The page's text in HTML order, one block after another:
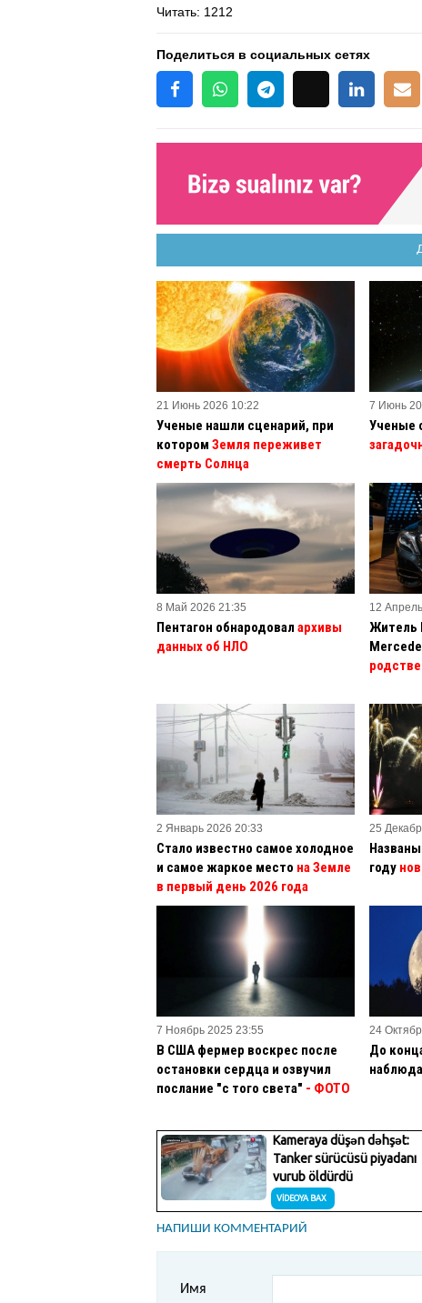
Читать: 1212
Поделиться в социальных сетях
21 Июнь 2026 10:22
Ученые нашли сценарий, при
котором Земля переживет
смерть Солнца
7 Июнь
Ученые
8 Май 2026 21:35
Пентагон обнародовал архивы
данных об НЛО
12
Житель
2 Январь 2026 20:33
Стало известно самое холодное
и самое жаркое место на Земле
в первый день 2026 года
25
году
7 Ноябрь 2025 23:55
В США фермер воскрес после
остановки сердца и озвучил
послание "с того света" - ФОТО
24
До
НАПИШИ КОММЕНТАРИЙ
Имя